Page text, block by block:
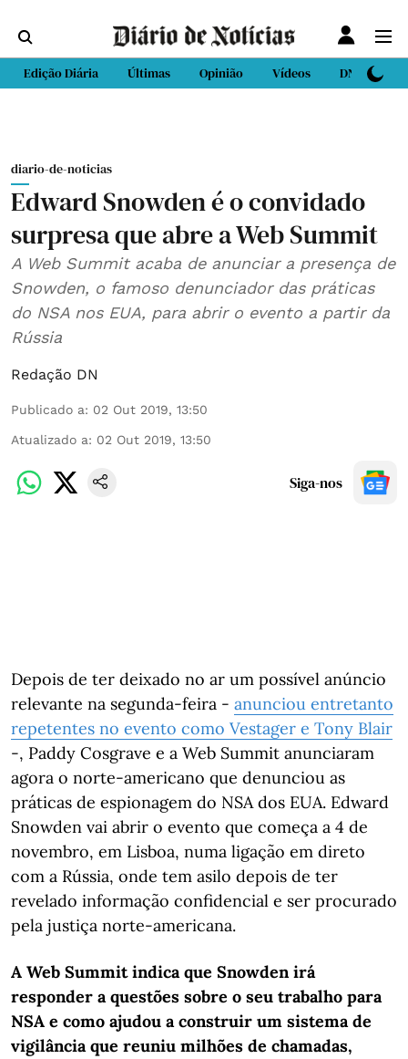
Edição Diária Últimas Opinião Vídeos DN Sport
diario-de-noticias
Edward Snowden é o convidado
surpresa que abre a Web Summit
A Web Summit acaba de anunciar a presença de
Snowden, o famoso denunciador das práticas
do NSA nos EUA, para abrir o evento a partir da
Rússia
Redação DN
Publicado a: 02 Out 2019, 13:50
Atualizado a: 02 Out 2019, 13:50
Siga-nos
Depois de ter deixado no ar um possível anúncio
relevante na segunda-feira - anunciou entretanto
repetentes no evento como Vestager e Tony Blair
-, Paddy Cosgrave e a Web Summit anunciaram
agora o norte-americano que denunciou as
práticas de espionagem do NSA dos EUA. Edward
Snowden vai abrir o evento que começa a 4 de
novembro, em Lisboa, numa ligação em direto
com a Rússia, onde tem asilo depois de ter
revelado informação confidencial e ser procurado
pela justiça norte-americana.
A Web Summit indica que Snowden irá
responder a questões sobre o seu trabalho para
NSA e como ajudou a construir um sistema de
vigilância que reuniu milhões de chamadas,